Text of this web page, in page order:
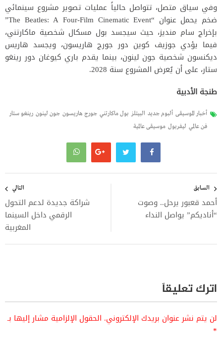
وفي سياق متصل، تتواصل حالياً عمليات تصوير مشروع سينمائي
ضخم يحمل عنوان “The Beatles: A Four-Film Cinematic Event”
بإخراج سام منديز، حيث سيجسد بول مسكال شخصية ماكارتني،
فيما يؤدي جوزيف كوين دور جورج هاريسون، ويجسد هاريس
ديكنسون شخصية جون لينون، بينما يقدم باري كيوغان دور رينغو
ستار، على أن يُعرض المشروع سنة 2028.
طنجة الأدبية
أخبار الموسيقى ألبوم جديد البيتلز بول ماكارتني جورج هاريسون جون لينون رينغو ستار
فن عالمي ليفربول موسيقى عالمية
المقالات
السابق
أحمد قعبور يرحل.. وصوت
“أناديكم” يواصل النداء
التالي
شراكة جديدة لدعم التحول
الرقمي داخل السينما
المغربية
اترك تعليقاً
لن يتم نشر عنوان بريدك الإلكتروني. الحقول الإلزامية مشار إليها بـ
*